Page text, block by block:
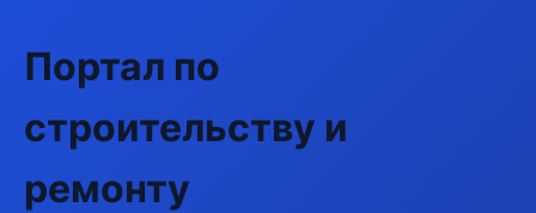
Портал по
строительству и
ремонту